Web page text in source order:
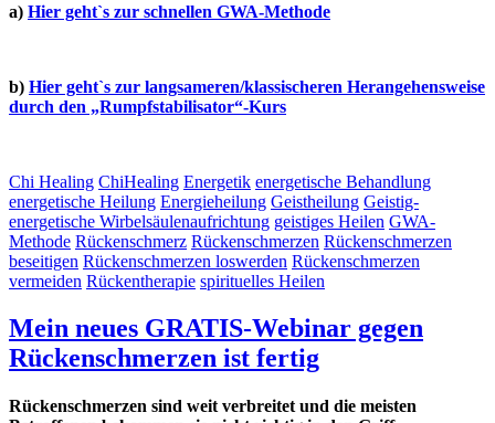
a) Hier geht`s zur schnellen GWA-Methode
b) Hier geht`s zur langsameren/klassischeren Herangehensweise
durch den „Rumpfstabilisator“-Kurs
Chi Healing ChiHealing Energetik energetische Behandlung
energetische Heilung Energieheilung Geistheilung Geistig-
energetische Wirbelsäulenaufrichtung geistiges Heilen GWA-
Methode Rückenschmerz Rückenschmerzen Rückenschmerzen
beseitigen Rückenschmerzen loswerden Rückenschmerzen
vermeiden Rückentherapie spirituelles Heilen
Mein neues GRATIS-Webinar gegen
Rückenschmerzen ist fertig
Rückenschmerzen sind weit verbreitet und die meisten